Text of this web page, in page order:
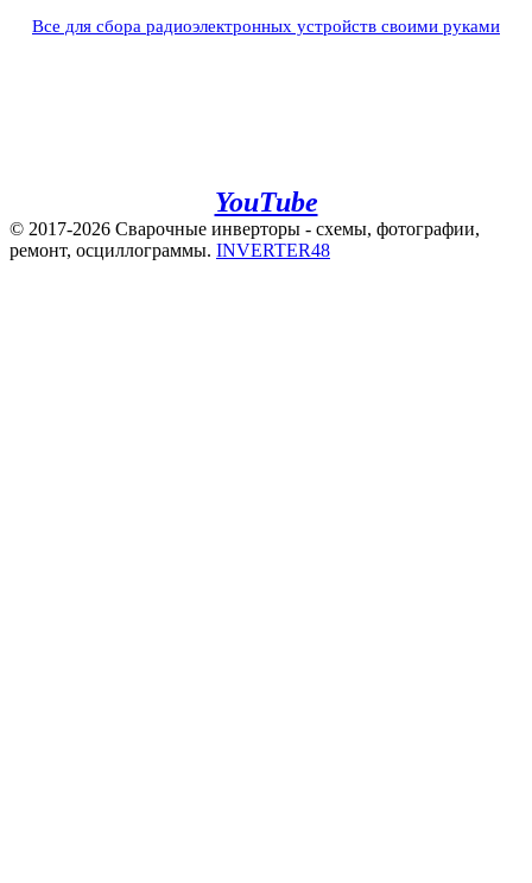
Все для сбора радиоэлектронных устройств своими руками
YouTube
© 2017-2026 Сварочные инверторы - схемы, фотографии,
ремонт, осциллограммы. INVERTER48